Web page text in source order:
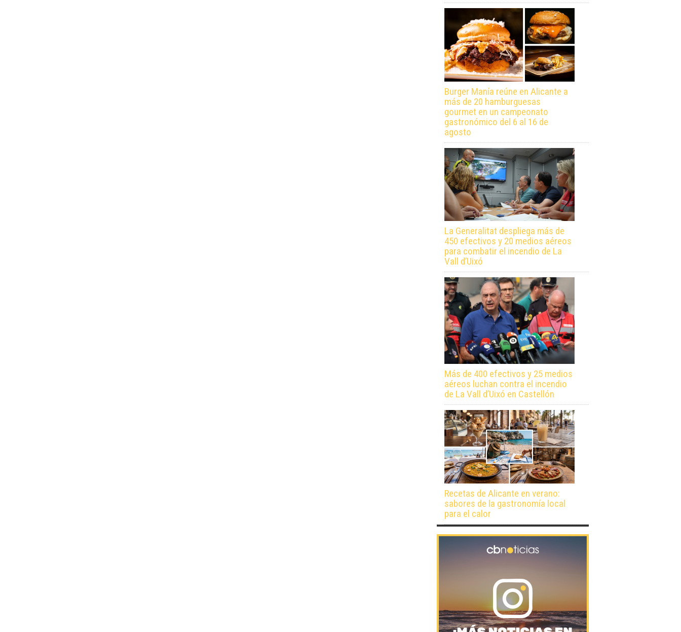
Burger Manía reúne en Alicante a
más de 20 hamburguesas
gourmet en un campeonato
gastronómico del 6 al 16 de
agosto
La Generalitat despliega más de
450 efectivos y 20 medios aéreos
para combatir el incendio de La
Vall d’Uixó
Más de 400 efectivos y 25 medios
aéreos luchan contra el incendio
de La Vall d’Uixó en Castellón
Recetas de Alicante en verano:
sabores de la gastronomía local
para el calor